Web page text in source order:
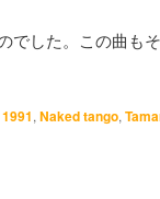
した。この曲も
1991,Naked tango,